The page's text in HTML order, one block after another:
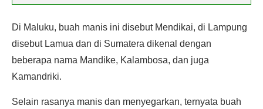
Di Maluku, buah manis ini disebut Mendikai, di Lampung
disebut Lamua dan di Sumatera dikenal dengan
beberapa nama Mandike, Kalambosa, dan juga
Kamandriki.
Selain rasanya manis dan menyegarkan, ternyata buah